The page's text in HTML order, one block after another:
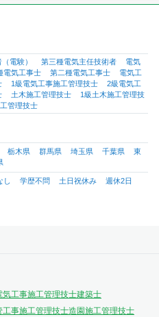
電験） 第三種電気主任技術者
電気
電気工事士 第二種電気工事士
電気工
1級電気工事施工管理技士
2級電気工
土木施工管理技士
1級土木施工管理技
管理技士
栃木県 群馬県 埼玉県 千葉県
東
し 学歴不問 土日祝休み
週休2日
気工事施工管理技士建築士
工事施工管理技士造園施工管理技士